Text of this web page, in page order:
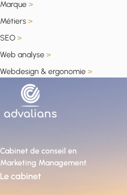
Marque >
Métiers >
SEO >
Web analyse >
Webdesign & ergonomie >
Cabinet de conseil en
Marketing Management
Le cabinet